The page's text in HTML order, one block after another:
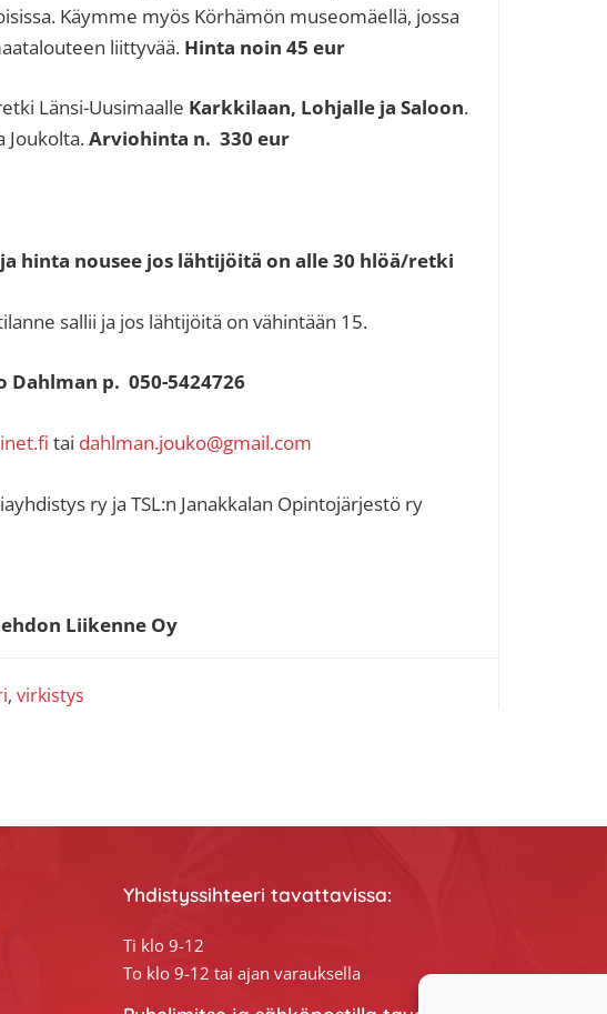
Käymme myös Körhämön museomäellä, jossa
liittyvää. Hinta noin 45 eur
Länsi-Uusimaalle Karkkilaan, Lohjalle ja Saloon.
Joukolta.Arviohinta n. 330 eur
ja hinta nousee jos lähtijöitä on alle 30 hlöä/retki
sallii ja jos lähtijöitä on vähintään 15.
p. 050-5424726
tai dahlman.jouko@gmail.com
ry ja TSL:n Janakkalan Opintojärjestö ry
Liikenne Oy
, virkistys
Yhdistyssihteeri tavattavissa:
Ti klo 9-12
To klo 9-12 tai ajan varauksella